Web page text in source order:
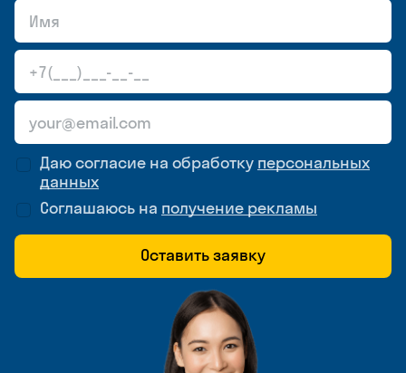
Даю согласие на обработку персональных
данных
Соглашаюсь на получение рекламы
Оставить заявку